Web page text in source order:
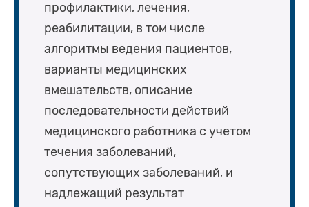
профилактики, лечения,
реабилитации, в том числе
алгоритмы ведения пациентов,
варианты медицинских
вмешательств, описание
последовательности действий
медицинского работника с учетом
течения заболеваний,
сопутствующих заболеваний, и
надлежащий результат